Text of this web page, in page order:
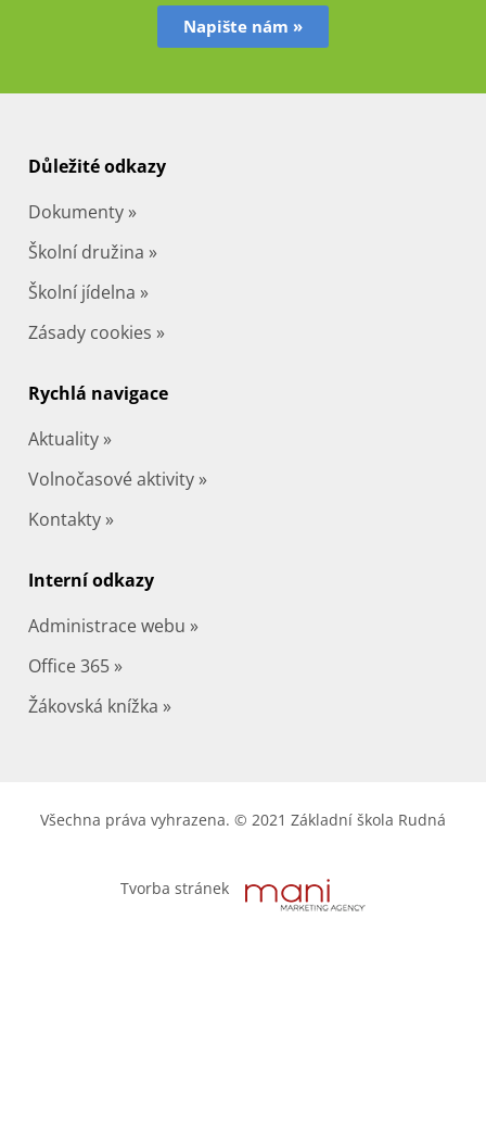
Napište nám »
Důležité odkazy
Dokumenty »
Školní družina »
Školní jídelna »
Zásady cookies »
Rychlá navigace
Aktuality »
Volnočasové aktivity »
Kontakty »
Interní odkazy
Administrace webu »
Office 365 »
Žákovská knížka »
Tvorba stránek
Všechna práva vyhrazena. © 2021 Základní škola Rudná